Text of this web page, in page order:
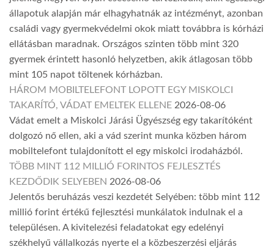
állapotuk alapján már elhagyhatnák az intézményt, azonban
családi vagy gyermekvédelmi okok miatt továbbra is kórházi
ellátásban maradnak. Országos szinten több mint 320
gyermek érintett hasonló helyzetben, akik átlagosan több
mint 105 napot töltenek kórházban.
HÁROM MOBILTELEFONT LOPOTT EGY MISKOLCI
TAKARÍTÓ, VÁDAT EMELTEK ELLENE 2026-08-06
Vádat emelt a Miskolci Járási Ügyészség egy takarítóként
dolgozó nő ellen, aki a vád szerint munka közben három
mobiltelefont tulajdonított el egy miskolci irodaházból.
TÖBB MINT 112 MILLIÓ FORINTOS FEJLESZTÉS
KEZDŐDIK SELYEBEN 2026-08-06
Jelentős beruházás veszi kezdetét Selyében: több mint 112
millió forint értékű fejlesztési munkálatok indulnak el a
településen. A kivitelezési feladatokat egy edelényi
székhelyű vállalkozás nyerte el a közbeszerzési eljárás